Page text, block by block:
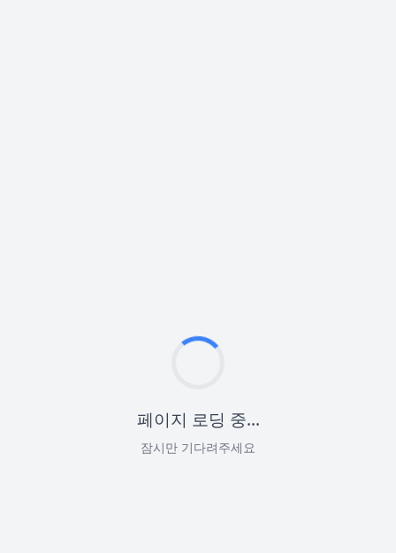
페이지 로딩 중...
잠시만 기다려주세요